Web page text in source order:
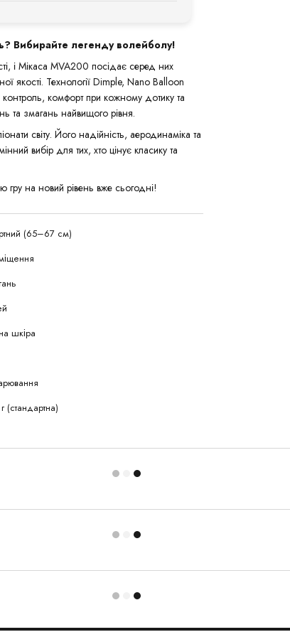
Вибирайте легенду волейболу!
і Мікаса MVA200 посідає серед них
якості. Технології Dimple, Nano Balloon
комфорт при кожному дотику та
та змагань найвищого рівня.
світу. Його надійність, аеродинаміка та
вибір для тих, хто цінує класику та
гру на новий рівень вже сьогодні!
(65–67 см)
шкіра
(стандартна)